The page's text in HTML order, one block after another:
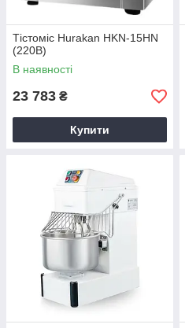
Тістоміс Hurakan HKN-15HN
(220В)
В наявності
23 783 ₴
Купити